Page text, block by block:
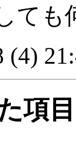
て
(4)
項